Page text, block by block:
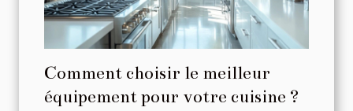
Comment choisir le meilleur
équipement pour votre cuisine ?